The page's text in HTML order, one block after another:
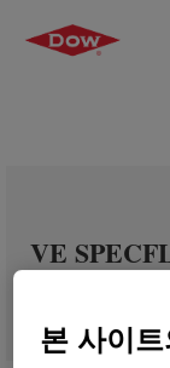
VE
Systems B
본 사이